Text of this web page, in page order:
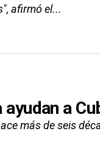
afirmó el...
a
más de seis